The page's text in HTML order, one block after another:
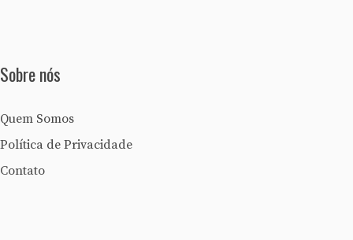
Sobre nós
Quem Somos
Política de Privacidade
Contato